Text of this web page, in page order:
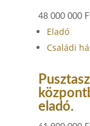
48 000 000
Eladó
Családi
eladó.